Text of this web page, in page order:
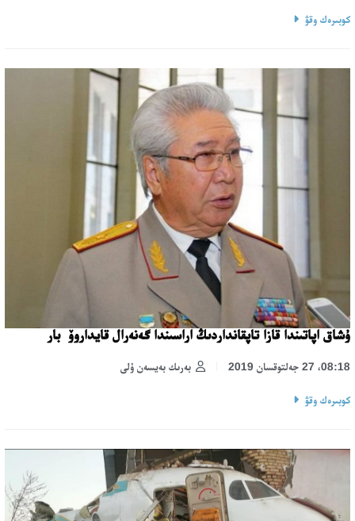
كوبىرەك وقۋ
ۇشاق اپاتىندا قازا تاپقانداردىڭ اراسىندا گەنەرال قايداروۆ بار
بەرىك بەيسەن ۇلى 08:18، 27 جەلتوقسان 2019
كوبىرەك وقۋ